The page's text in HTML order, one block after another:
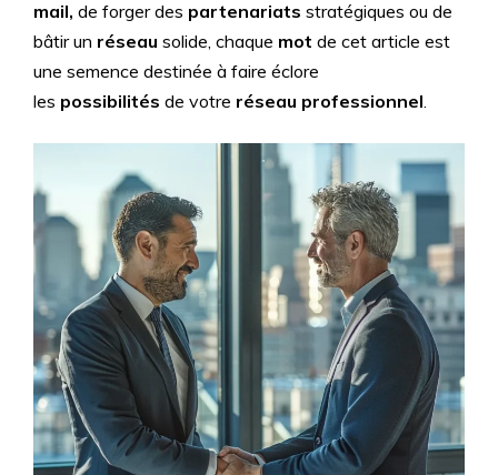
mail, de forger des partenariats stratégiques ou de
bâtir un réseau solide, chaque mot de cet article est
une semence destinée à faire éclore
les possibilités de votre réseau professionnel.